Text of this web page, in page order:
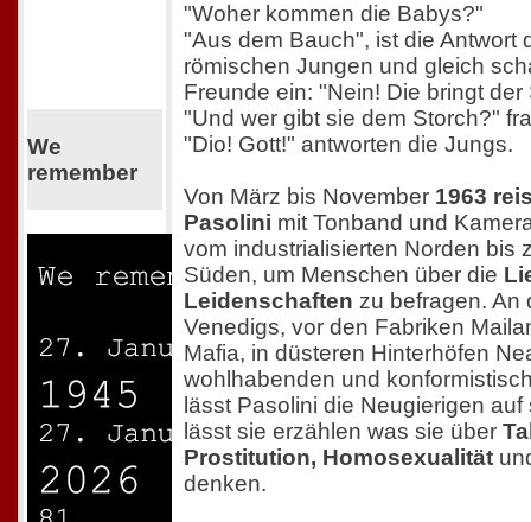
We
remember
"Woher kommen die Babys?"
"Aus dem Bauch", ist die Antwort
römischen Jungen und gleich
Freunde ein: "Nein! Die bringt der
"Und wer gibt sie dem Storch?"
"Dio! Gott!" antworten die Jungs.
Von März bis November 1963
Pasolini mit Tonband und
vom industrialisierten Norden bis
Süden, um Menschen über die
Leidenschaften zu befragen. An
Venedigs, vor den Fabriken
Mafia, in düsteren Hinterhöfen
wohlhabenden und
lässt Pasolini die Neugierigen
lässt sie erzählen was sie über
Prostitution, Homosexualität
denken.